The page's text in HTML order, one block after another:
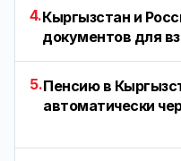
4.Кыргызстан и
документов для
5.Пенсию в
автоматически